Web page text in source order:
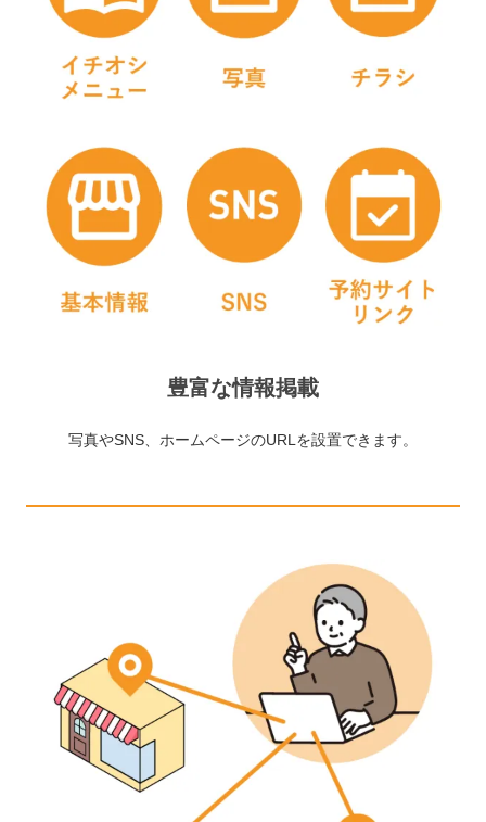
豊富な情報掲載
写真やSNS、ホームページのURLを設置できます。